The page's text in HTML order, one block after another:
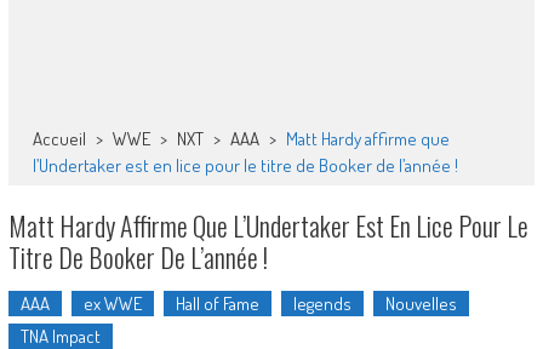
Accueil > WWE > NXT > AAA > Matt Hardy affirme que
l’Undertaker est en lice pour le titre de Booker de l’année !
Matt Hardy Affirme Que L’Undertaker Est En Lice Pour Le
Titre De Booker De L’année !
AAA ex WWE Hall of Fame legends
Nouvelles
TNA Impact